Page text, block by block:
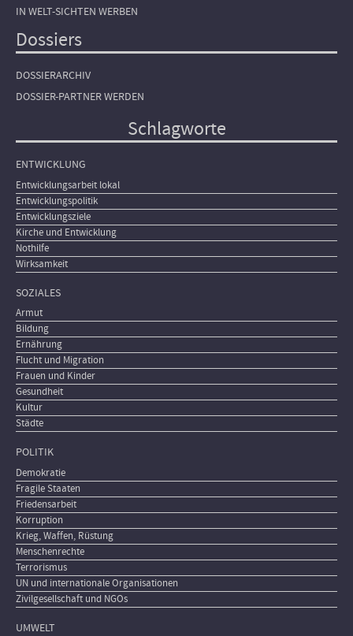
IN WELT-SICHTEN WERBEN
Dossiers
DOSSIERARCHIV
DOSSIER-PARTNER WERDEN
Schlagworte
ENTWICKLUNG
Entwicklungsarbeit lokal
Entwicklungspolitik
Entwicklungsziele
Kirche und Entwicklung
Nothilfe
Wirksamkeit
SOZIALES
Armut
Bildung
Ernährung
Flucht und Migration
Frauen und Kinder
Gesundheit
Kultur
Städte
POLITIK
Demokratie
Fragile Staaten
Friedensarbeit
Korruption
Krieg, Waffen, Rüstung
Menschenrechte
Terrorismus
UN und internationale Organisationen
Zivilgesellschaft und NGOs
UMWELT